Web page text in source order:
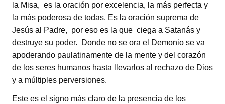
la Misa, es la oración por excelencia, la más perfecta y
la más poderosa de todas. Es la oración suprema de
Jesús al Padre, por eso es la que ciega a Satanás y
destruye su poder. Donde no se ora el Demonio se va
apoderando paulatinamente de la mente y del corazón
de los seres humanos hasta llevarlos al rechazo de Dios
y a múltiples perversiones.
Este es el signo más claro de la presencia de los